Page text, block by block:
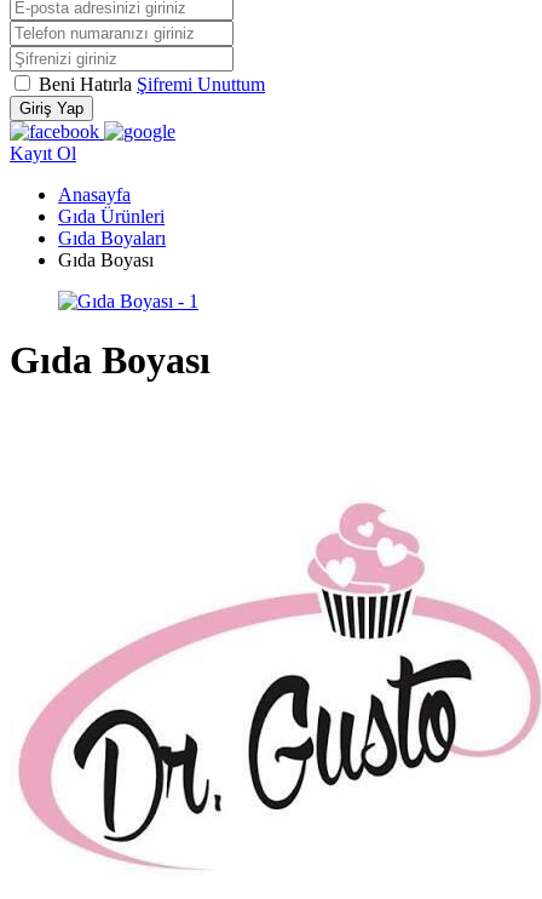
Beni Hatırla Şifremi Unuttum
Giriş Yap
Kayıt Ol
Anasayfa
Gıda Ürünleri
Gıda Boyaları
Gıda Boyası
Gıda Boyası